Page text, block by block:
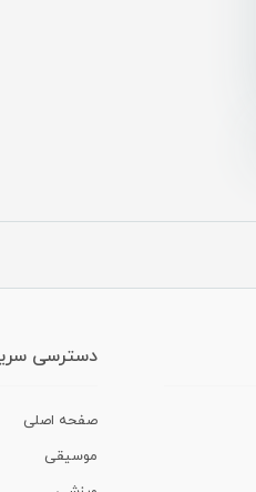
دسترسی
صفحه اصلی
موسیقی